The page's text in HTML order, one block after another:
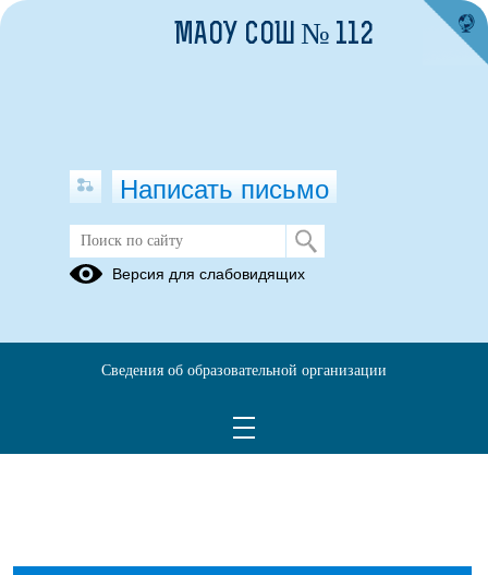
Фотоальбом
МАОУ СОШ № 112
Написать письмо
Версия для слабовидящих
Сведения об образовательной организации